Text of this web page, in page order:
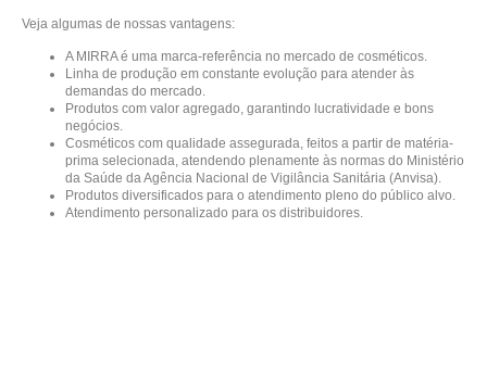
Veja algumas de nossas vantagens:
A MIRRA é uma marca-referência no mercado de cosméticos.
Linha de produção em constante evolução para atender às
demandas do mercado.
Produtos com valor agregado, garantindo lucratividade e bons
negócios.
Cosméticos com qualidade assegurada, feitos a partir de matéria-
prima selecionada, atendendo plenamente às normas do Ministério
da Saúde da Agência Nacional de Vigilância Sanitária (Anvisa).
Produtos diversificados para o atendimento pleno do público alvo.
Atendimento personalizado para os distribuidores.